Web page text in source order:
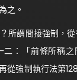
之。
所謂間接強制，
：「前條所稱之
從強制執行法第